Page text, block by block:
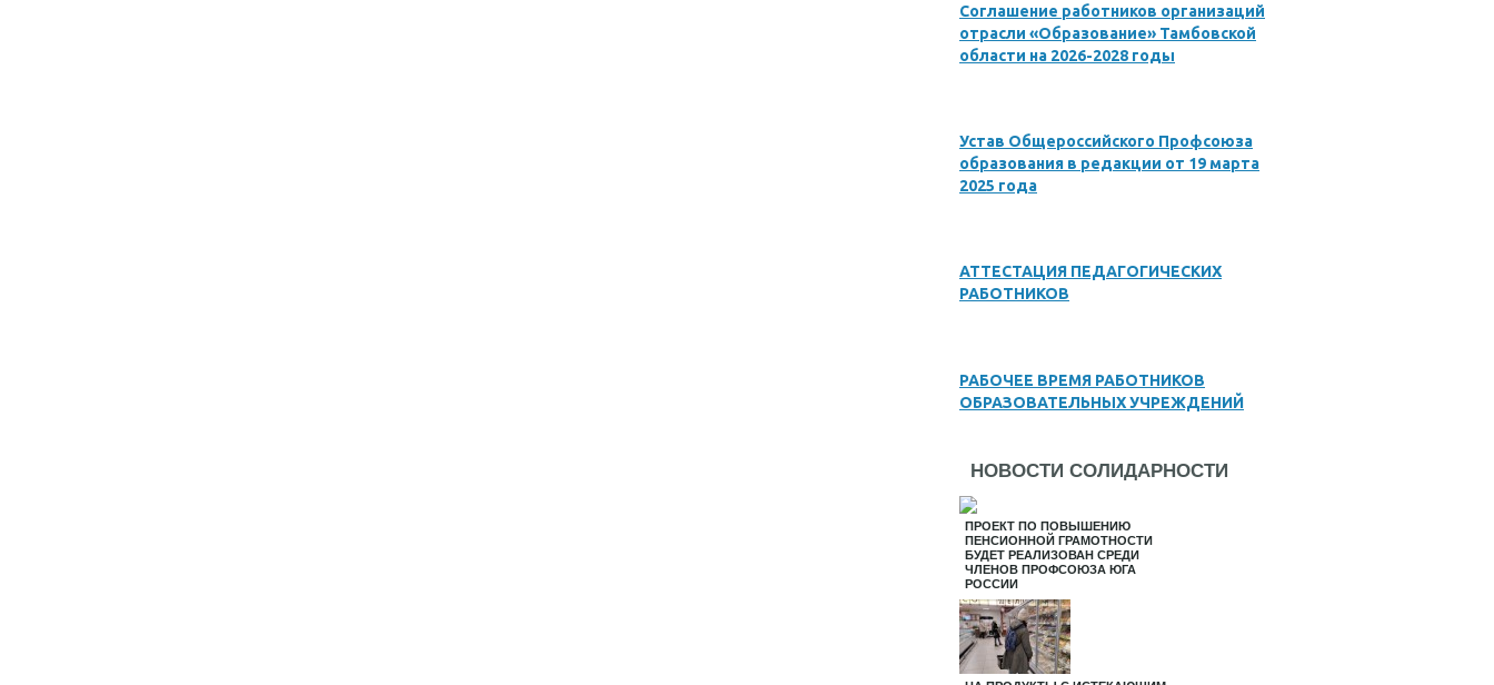
Соглашение работников организаций
отрасли «Образование» Тамбовской
области на 2026-2028 годы
Устав Общероссийского Профсоюза
образования в редакции от 19 марта
2025 года
АТТЕСТАЦИЯ ПЕДАГОГИЧЕСКИХ
РАБОТНИКОВ
РАБОЧЕЕ ВРЕМЯ РАБОТНИКОВ
ОБРАЗОВАТЕЛЬНЫХ УЧРЕЖДЕНИЙ
НОВОСТИ СОЛИДАРНОСТИ
ПРОЕКТ ПО ПОВЫШЕНИЮ
ПЕНСИОННОЙ ГРАМОТНОСТИ
БУДЕТ РЕАЛИЗОВАН СРЕДИ
ЧЛЕНОВ ПРОФСОЮЗА ЮГА
РОССИИ